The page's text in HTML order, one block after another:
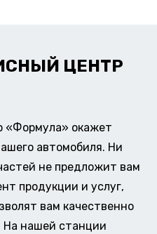
ЦЕНТР
«Формула» окажет
автомобиля. Ни
не предложит вам
продукции и услуг,
вам качественно
На нашей станции